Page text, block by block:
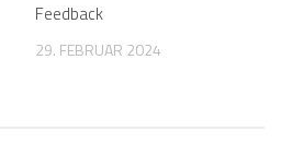
Feedback
29. FEBRUAR 2024